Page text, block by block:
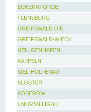
ECKERNFÖRDE
FLENSBURG
GREIFSWALD OIE
GREIFSWALD-WIECK
HEILIGENHAFEN
KAPPELN
KIEL-HOLTENAU
KLOSTER
KOSEROW
LANGBALLIGAU